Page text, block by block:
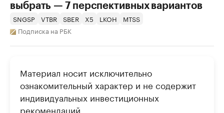
выбрать — 7 перспективных вариантов
SNGSP VTBR SBER X5 LKOH
MTSS
Подписка на РБК
Материал носит исключительно
ознакомительный характер и не содержит
индивидуальных инвестиционных
рекомендаций.